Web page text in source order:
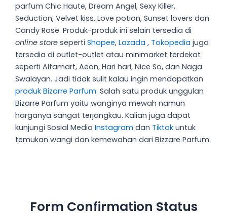
parfum Chic Haute, Dream Angel, Sexy Killer,
Seduction, Velvet kiss, Love potion, Sunset lovers dan
Candy Rose. Produk-produk ini selain tersedia di
online store seperti Shopee, Lazada , Tokopedia juga
tersedia di outlet-outlet atau minimarket terdekat
seperti Alfamart, Aeon, Hari hari, Nice So, dan Naga
Swalayan. Jadi tidak sulit kalau ingin mendapatkan
produk Bizarre Parfum. Salah satu produk unggulan
Bizarre Parfum yaitu wanginya mewah namun
harganya sangat terjangkau. Kalian juga dapat
kunjungi Sosial Media Instagram dan Tiktok untuk
temukan wangi dan kemewahan dari Bizzare Parfum.
Form Confirmation Status